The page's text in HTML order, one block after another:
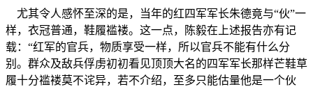
尤其令人感怀至深的是，当年的红四军军长朱德竟与“伙”一
样，衣冠普通，鞋履褴褛。这一点，陈毅在上述报告亦有记
载：“红军的官兵，物质享受一样，所以官兵不能有什么分
别。群众及敌兵俘虏初初看见顶顶大名的四军军长那样芒鞋草
履十分褴褛莫不诧异，若不介绍，至多只能估量他是一个伙